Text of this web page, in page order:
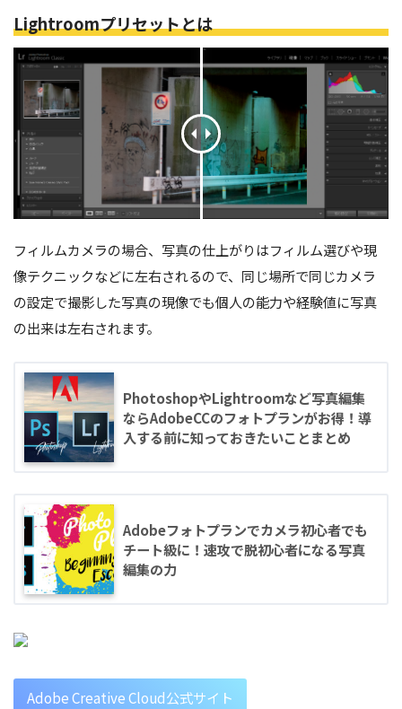
Lightroomプリセットとは
フィルムカメラの場合、写真の仕上がりはフィルム選びや現
像テクニックなどに左右されるので、同じ場所で同じカメラ
の設定で撮影した写真の現像でも個人の能力や経験値に写真
の出来は左右されます。
PhotoshopやLightroomなど写真編集
ならAdobeCCのフォトプランがお得！導
入する前に知っておきたいことまとめ
Adobeフォトプランでカメラ初心者でも
チート級に！速攻で脱初心者になる写真
編集の力
Adobe Creative Cloud公式サイト